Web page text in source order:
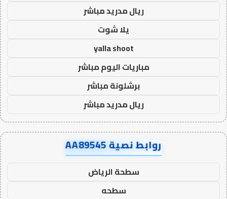
ريال مدريد مباشر
يلا شوت
yalla shoot
مباريات اليوم مباشر
برشلونة مباشر
ريال مدريد مباشر
روابط نصية AA89545
سطحة الرياض
سطحه